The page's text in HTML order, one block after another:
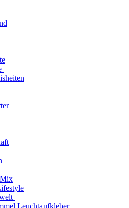
Leuchtaufkleber